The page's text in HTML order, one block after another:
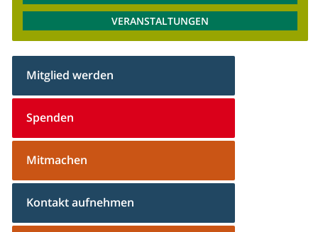
VERANSTALTUNGEN
Mitglied werden
Spenden
Mitmachen
Kontakt aufnehmen